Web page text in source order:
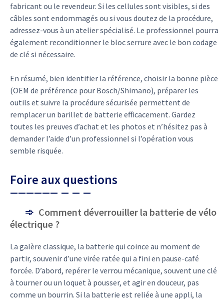
fabricant ou le revendeur. Si les cellules sont visibles, si des
câbles sont endommagés ou si vous doutez de la procédure,
adressez-vous à un atelier spécialisé. Le professionnel pourra
également reconditionner le bloc serrure avec le bon codage
de clé si nécessaire.
En résumé, bien identifier la référence, choisir la bonne pièce
(OEM de préférence pour Bosch/Shimano), préparer les
outils et suivre la procédure sécurisée permettent de
remplacer un barillet de batterie efficacement. Gardez
toutes les preuves d’achat et les photos et n’hésitez pas à
demander l’aide d’un professionnel si l’opération vous
semble risquée.
Foire aux questions
Comment déverrouiller la batterie de vélo
électrique ?
La galère classique, la batterie qui coince au moment de
partir, souvenir d’une virée ratée qui a fini en pause-café
forcée. D’abord, repérer le verrou mécanique, souvent une clé
à tourner ou un loquet à pousser, et agir en douceur, pas
comme un bourrin. Si la batterie est reliée à une appli, la